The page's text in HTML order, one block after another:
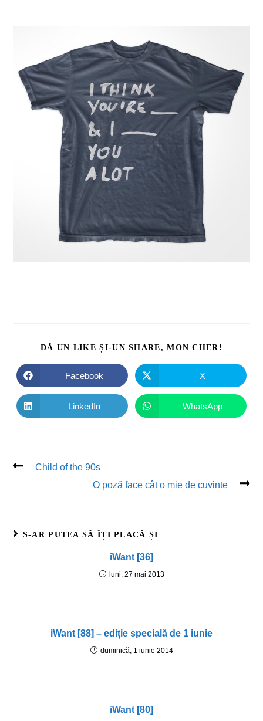
DĂ UN LIKE ȘI-UN SHARE, MON CHER!
Facebook X
LinkedIn WhatsApp
Child of the 90s
O poză face cât o mie de cuvinte
S-AR PUTEA SĂ ÎȚI PLACĂ ȘI
iWant [36]
luni, 27 mai 2013
iWant [88] – ediție specială de 1 iunie
duminică, 1 iunie 2014
iWant [80]